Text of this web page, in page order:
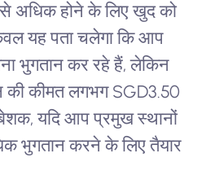
अधिक होने के लिए खुद को
यह पता चलेगा कि आप
भुगतान कर रहे हैं, लेकिन
की कीमत लगभग SGD3.50
यदि आप प्रमुख स्थानों
भुगतान करने के लिए तैयार